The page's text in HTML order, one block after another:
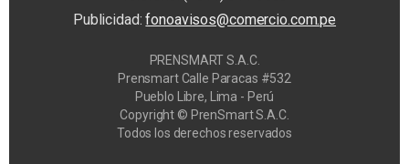
Publicidad:fonoavisos@comercio.com.pe
PRENSMART S.A.C.
Prensmart Calle Paracas #532
Pueblo Libre, Lima - Perú
Copyright © PrenSmart S.A.C.
Todos los derechos reservados